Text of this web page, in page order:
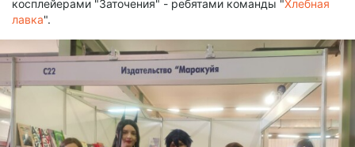
косплейерами "Заточения" - ребятами команды "Хлебная
лавка".